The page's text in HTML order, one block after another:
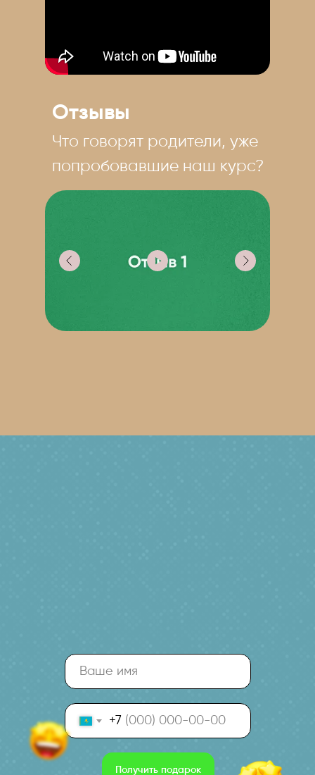
Отзывы
Что говорят родители, уже
попробовавшие наш курс?
+7
Получить подарок